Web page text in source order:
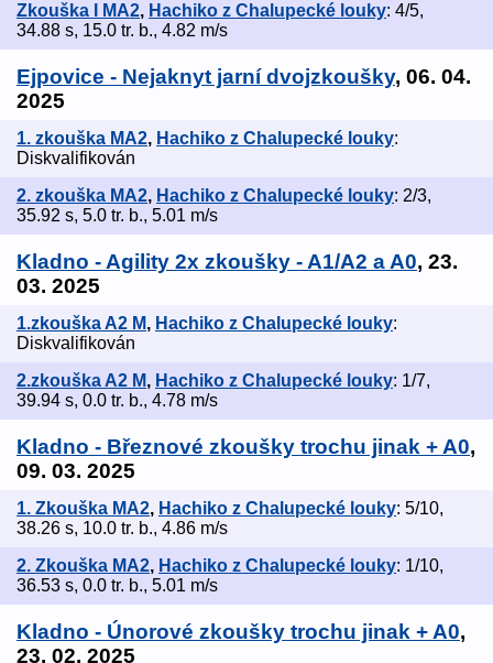
Zkouška I MA2, Hachiko z Chalupecké louky: 4/5,
34.88 s, 15.0 tr. b., 4.82 m/s
Ejpovice - Nejaknyt jarní dvojzkoušky, 06. 04.
2025
1. zkouška MA2, Hachiko z Chalupecké louky:
Diskvalifikován
2. zkouška MA2, Hachiko z Chalupecké louky: 2/3,
35.92 s, 5.0 tr. b., 5.01 m/s
Kladno - Agility 2x zkoušky - A1/A2 a A0, 23.
03. 2025
1.zkouška A2 M, Hachiko z Chalupecké louky:
Diskvalifikován
2.zkouška A2 M, Hachiko z Chalupecké louky: 1/7,
39.94 s, 0.0 tr. b., 4.78 m/s
Kladno - Březnové zkoušky trochu jinak + A0,
09. 03. 2025
1. Zkouška MA2, Hachiko z Chalupecké louky: 5/10,
38.26 s, 10.0 tr. b., 4.86 m/s
2. Zkouška MA2, Hachiko z Chalupecké louky: 1/10,
36.53 s, 0.0 tr. b., 5.01 m/s
Kladno - Únorové zkoušky trochu jinak + A0,
23. 02. 2025